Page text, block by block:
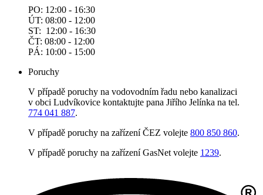
PO: 12:00 - 16:30
ÚT: 08:00 - 12:00
ST: 12:00 - 16:30
ČT: 08:00 - 12:00
PÁ: 10:00 - 15:00
Poruchy
V případě poruchy na vodovodním řadu nebo kanalizaci
v obci Ludvíkovice kontaktujte pana Jiřího Jelínka na tel.
774 041 887.
V případě poruchy na zařízení ČEZ volejte 800 850 860.
V případě poruchy na zařízení GasNet volejte 1239.